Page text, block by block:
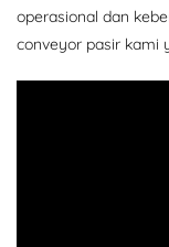
operasional dan
conveyor pasir kami